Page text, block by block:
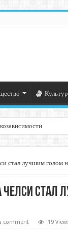
стал лучшим голом
стал
comment 19